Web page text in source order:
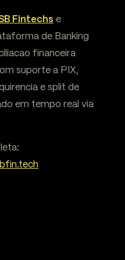
Fintechs e
de Banking
financeira
suporte a PIX,
e split de
em tempo real via